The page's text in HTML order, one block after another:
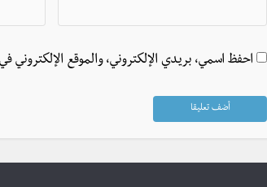
احفظ اسمي، بريدي الإلكتروني، والموقع